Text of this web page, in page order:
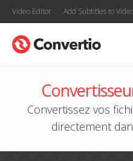
Video Editor Add Subtitles to
Convertissez vos
directement